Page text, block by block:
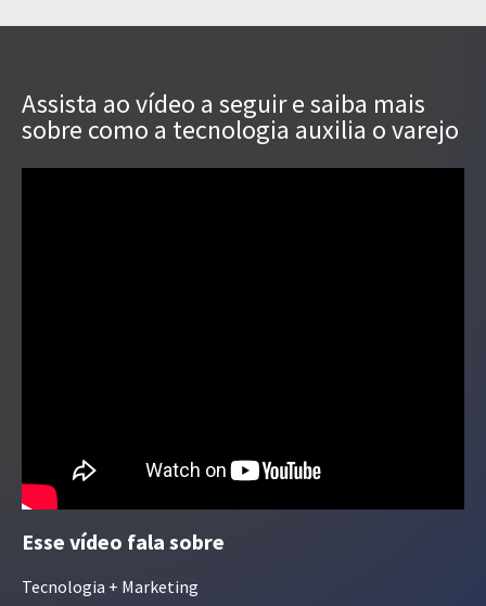
Assista ao vídeo a seguir e saiba mais
sobre como a tecnologia auxilia o varejo
Esse vídeo fala sobre
Tecnologia + Marketing